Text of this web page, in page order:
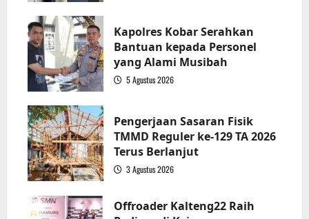
Kapolres Kobar Serahkan
Bantuan kepada Personel
yang Alami Musibah
5 Agustus 2026
Pengerjaan Sasaran Fisik
TMMD Reguler ke-129 TA 2026
Terus Berlanjut
3 Agustus 2026
Offroader Kalteng22 Raih